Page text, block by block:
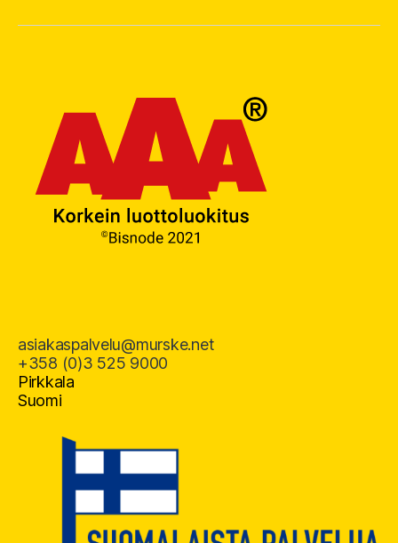
asiakaspalvelu@murske.net
+358 (0)3 525 9000
Pirkkala
Suomi